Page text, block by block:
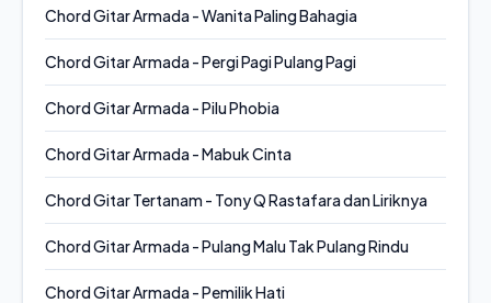
Chord Gitar Armada - Wanita Paling Bahagia
Chord Gitar Armada - Pergi Pagi Pulang Pagi
Chord Gitar Armada - Pilu Phobia
Chord Gitar Armada - Mabuk Cinta
Chord Gitar Tertanam - Tony Q Rastafara dan Liriknya
Chord Gitar Armada - Pulang Malu Tak Pulang Rindu
Chord Gitar Armada - Pemilik Hati